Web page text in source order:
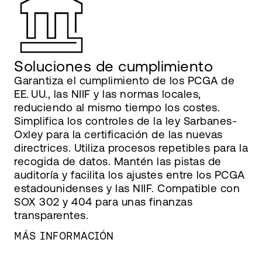
Soluciones de cumplimiento
Garantiza el cumplimiento de los PCGA de
EE. UU., las NIIF y las normas locales,
reduciendo al mismo tiempo los costes.
Simplifica los controles de la ley Sarbanes-
Oxley para la certificación de las nuevas
directrices. Utiliza procesos repetibles para la
recogida de datos. Mantén las pistas de
auditoría y facilita los ajustes entre los PCGA
estadounidenses y las NIIF. Compatible con
SOX 302 y 404 para unas finanzas
transparentes.
MÁS INFORMACIÓN